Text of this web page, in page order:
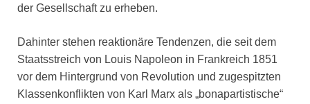
der Gesellschaft zu erheben.
Dahinter stehen reaktionäre Tendenzen, die seit dem
Staatsstreich von Louis Napoleon in Frankreich 1851
vor dem Hintergrund von Revolution und zugespitzten
Klassenkonflikten von Karl Marx als „bonapartistische“